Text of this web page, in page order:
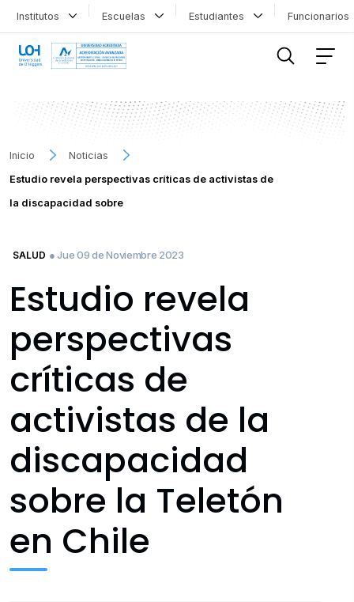
Institutos Escuelas Estudiantes
Inicio
Noticias
Estudio revela perspectivas críticas de activistas de
la discapacidad sobre
SALUD ● Jue 09 de Noviembre 2023
Estudio revela
perspectivas
críticas de
activistas de la
discapacidad
sobre la Teletón
en Chile